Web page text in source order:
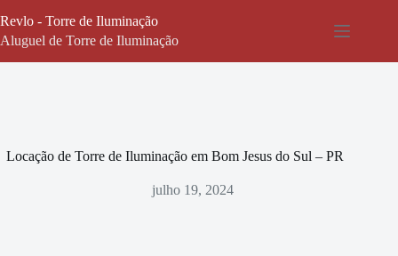
para
o
Revlo - Torre de Iluminação
Aluguel de Torre de Iluminação
Locação de Torre de Iluminação em Bom Jesus do Sul – PR
julho 19, 2024